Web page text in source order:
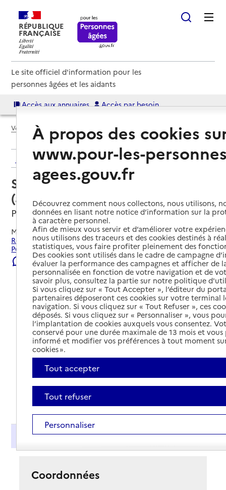
RÉPUBLIQUE
FRANÇAISE
Le site officiel d'information pour les
personnes âgées et les aidants
Accès aux annuaires Accès par besoin
Voir le fil d’Ariane
Retour aux résultats de l'annuaire
Service autonomie à domicile
(aide) – Adhap L'aide à domicile
Périgueux, DORDOGNE
Mis à jour le22/07/2026
Rechercher les établissements et services autour de
Périgueux.
Signaler une erreur
Présentation
Coordonnées
À propos des cookies
www.pour-les-
agees.gouv.fr
Découvrez comment nous collectons, nous utilisons,
données en lisant notre notice d’information sur la
à caractère personnel.
Afin de mieux vous servir et d’améliorer votre
nous utilisons des traceurs et des cookies destinés à
statistiques, vous faire profiter pleinement des
Des cookies sont utilisés dans le cadre de campagne
évaluer la performance des campagnes et afficher de
personnalisée en fonction de votre navigation et de
savoir plus, consultez la partie sur notre politique
Si vous cliquez sur « Tout Accepter », l’éditeur du
partenaires déposeront ces cookies sur votre terminal
navigation. Si vous cliquez sur « Tout Refuser », ces
déposés. Si vous cliquez sur « Personnaliser », vous
l’implantation de cookies auxquels vous consentez.
conservé pour une durée maximale de 13 mois et
informé et modifier vos préférences à tout moment
cookies ».
Tout accepter
Tout refuser
Personnaliser